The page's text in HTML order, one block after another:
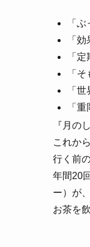
「
「
「
「
「
「
『月の
これか
行く前
年間20
ー）が
お茶を